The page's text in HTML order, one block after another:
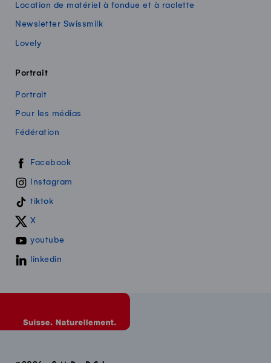
Location de matériel à fondue et à raclette
Newsletter Swissmilk
Lovely
Portrait
Portrait
Pour les médias
Fédération
Swissmilk sur les réseaux sociaux
Facebook
Instagram
tiktok
X
youtube
linkedin